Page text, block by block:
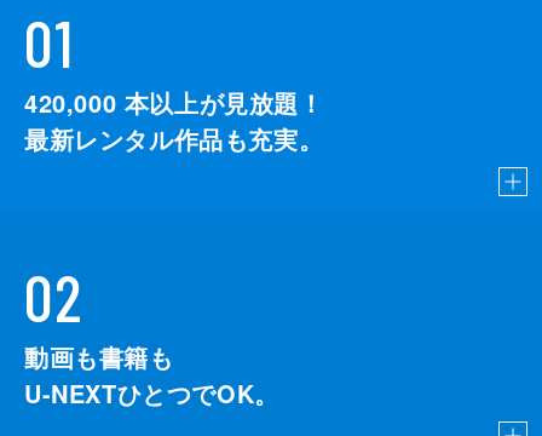
01
420,000 本以上が見放題！
最新レンタル作品も充実。
02
動画も書籍も
U-NEXTひとつでOK。